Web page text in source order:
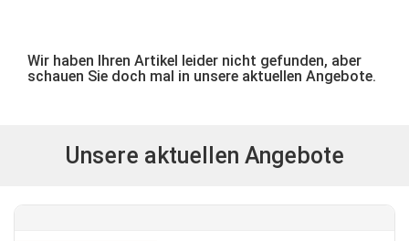
Wir haben Ihren Artikel leider nicht gefunden, aber
schauen Sie doch mal in unsere aktuellen Angebote.
Unsere aktuellen Angebote